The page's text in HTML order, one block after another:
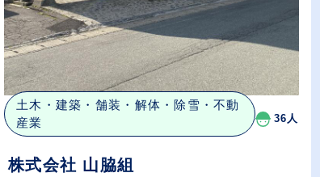
土木・建築・舗装・解体・除雪・不動
産業
36人
株式会社 山脇組